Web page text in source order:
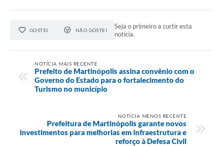
GOSTEI NÃO GOSTEI
Seja o primeiro a curtir esta
notícia.
NOTÍCIA MAIS RECENTE
Prefeito de Martinópolis assina convênio com o
Governo do Estado para o fortalecimento do
Turismo no município
NOTÍCIA MENOS RECENTE
Prefeitura de Martinópolis garante novos
investimentos para melhorias em infraestrutura e
reforço à Defesa Civil